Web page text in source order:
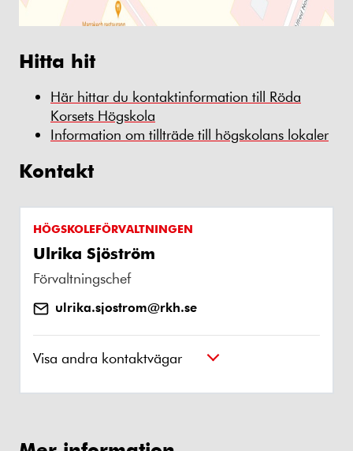
Hitta hit
Här hittar du kontaktinformation till Röda
Korsets Högskola
Information om tillträde till högskolans lokaler
Kontakt
HÖGSKOLEFÖRVALTNINGEN
Ulrika Sjöström
Förvaltningschef
ulrika.sjostrom@rkh.se
Visa andra kontaktvägar